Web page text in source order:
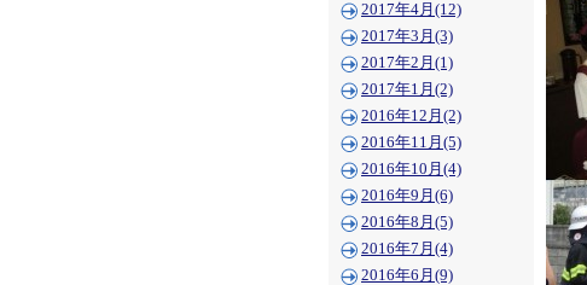
2017年4月(12)
2017年3月(3)
2017年2月(1)
2017年1月(2)
2016年12月(2)
2016年11月(5)
2016年10月(4)
2016年9月(6)
2016年8月(5)
2016年7月(4)
2016年6月(9)